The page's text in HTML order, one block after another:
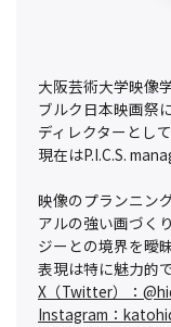
大阪芸術大学映像
ブルク日本映画祭
ディレクターとし
現在はP.I.C.S.
映像のプランニン
アルの強い画づく
ジーとの境界を曖
表現は特に魅力的
X（Twitter）：
Instagram：